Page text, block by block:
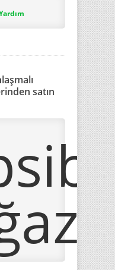
satın